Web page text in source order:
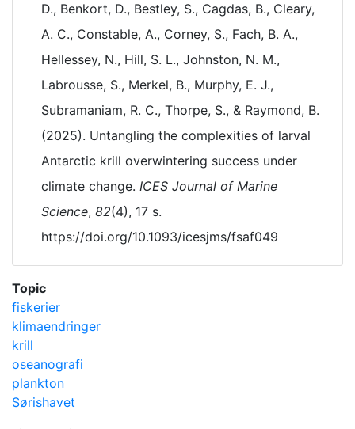
D., Benkort, D., Bestley, S., Cagdas, B., Cleary,
A. C., Constable, A., Corney, S., Fach, B. A.,
Hellessey, N., Hill, S. L., Johnston, N. M.,
Labrousse, S., Merkel, B., Murphy, E. J.,
Subramaniam, R. C., Thorpe, S., & Raymond, B.
(2025). Untangling the complexities of larval
Antarctic krill overwintering success under
climate change. ICES Journal of Marine
Science, 82(4), 17 s.
https://doi.org/10.1093/icesjms/fsaf049
Topic
fiskerier
klimaendringer
krill
oseanografi
plankton
Sørishavet